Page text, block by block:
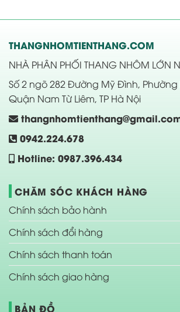
THANGNHOMTIENTHANG.COM
NHÀ PHÂN PHỐI THANG NHÔM LỚN
Số 2 ngõ 282 Đường Mỹ Đình,
Quận Nam Từ Liêm, TP Hà Nội
0942.224.678
Hotline: 0987.396.434
CHĂM SÓC KHÁCH HÀNG
Chính sách bảo hành
Chính sách đổi hàng
Chính sách thanh toán
Chính sách giao hàng
BẢN ĐỒ